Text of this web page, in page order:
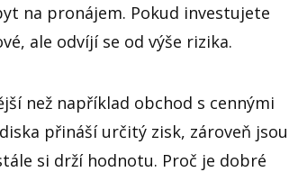
na pronájem. Pokud investujete
ale odvíjí se od výše rizika.
než například obchod s cennými
přináší určitý zisk, zároveň jsou
si drží hodnotu. Proč je dobré